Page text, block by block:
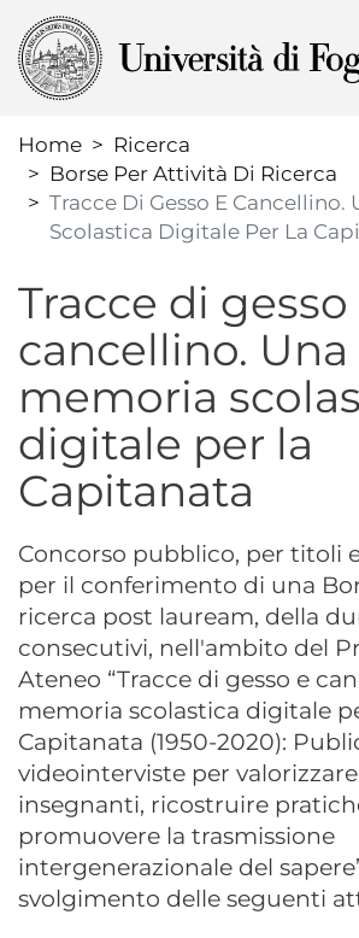
al
Home
Ricerca
Borse Per Attività Di Ricerca
Tracce Di Gesso E Cancellino.
Scolastica Digitale Per La
Tracce di gesso
cancellino. Una
memoria
digitale per la
Capitanata
Concorso pubblico, per titoli
per il conferimento di una
ricerca post lauream, della
consecutivi, nell'ambito del
Ateneo “Tracce di gesso e
memoria scolastica digitale
Capitanata (1950-2020):
videointerviste per
insegnanti, ricostruire
promuovere la trasmissione
intergenerazionale del
svolgimento delle seguenti